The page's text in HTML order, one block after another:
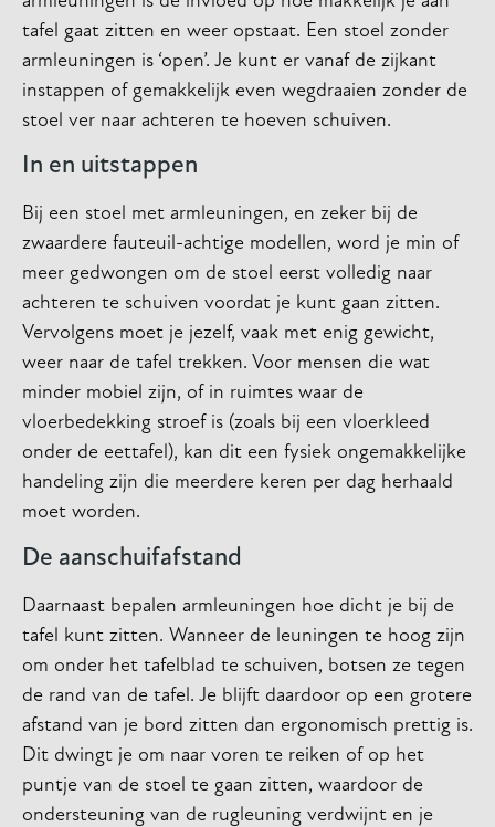
tafel gaat zitten en weer opstaat. Een stoel zonder
armleuningen is ‘open’. Je kunt er vanaf de zijkant
instappen of gemakkelijk even wegdraaien zonder de
stoel ver naar achteren te hoeven schuiven.
In en uitstappen
Bij een stoel met armleuningen, en zeker bij de
zwaardere fauteuil-achtige modellen, word je min of
meer gedwongen om de stoel eerst volledig naar
achteren te schuiven voordat je kunt gaan zitten.
Vervolgens moet je jezelf, vaak met enig gewicht,
weer naar de tafel trekken. Voor mensen die wat
minder mobiel zijn, of in ruimtes waar de
vloerbedekking stroef is (zoals bij een vloerkleed
onder de eettafel), kan dit een fysiek ongemakkelijke
handeling zijn die meerdere keren per dag herhaald
moet worden.
De aanschuifafstand
Daarnaast bepalen armleuningen hoe dicht je bij de
tafel kunt zitten. Wanneer de leuningen te hoog zijn
om onder het tafelblad te schuiven, botsen ze tegen
de rand van de tafel. Je blijft daardoor op een grotere
afstand van je bord zitten dan ergonomisch prettig is.
Dit dwingt je om naar voren te reiken of op het
puntje van de stoel te gaan zitten, waardoor de
ondersteuning van de rugleuning verdwijnt en je